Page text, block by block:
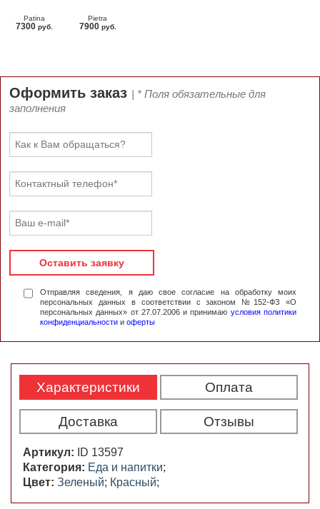
Patina
7300 руб.
Pietra
7900 руб.
Оформить заказ | * Поля обязательные для
заполнения
Оставить заявку
Отправляя сведения, я даю свое согласие на обработку моих
персональных данных в соответствии с законом №152-ФЗ «О
персональных данных» от 27.07.2006 и принимаю условия политики
конфиденциальности и оферты
Характеристики Оплата
Доставка Отзывы
Артикул:
ID 13597
Категория: Еда и напитки;
Цвет: Зеленый; Красный;